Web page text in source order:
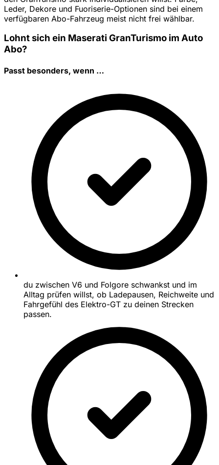
Leder, Dekore und Fuoriserie-Optionen sind bei einem
verfügbaren Abo-Fahrzeug meist nicht frei wählbar.
Lohnt sich ein Maserati GranTurismo im Auto
Abo?
Passt besonders, wenn …
du zwischen V6 und Folgore schwankst und im
Alltag prüfen willst, ob Ladepausen, Reichweite und
Fahrgefühl des Elektro-GT zu deinen Strecken
passen.